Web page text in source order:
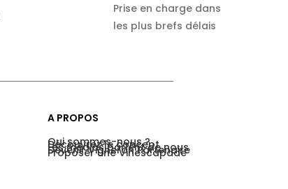
Prise en charge dans
les plus brefs délais
A PROPOS
Qui sommes-nous ?
Découvrez le concept
Les médias parlent de nous
Devenir Vigneron Partenaire
Proposer une Vinescapade